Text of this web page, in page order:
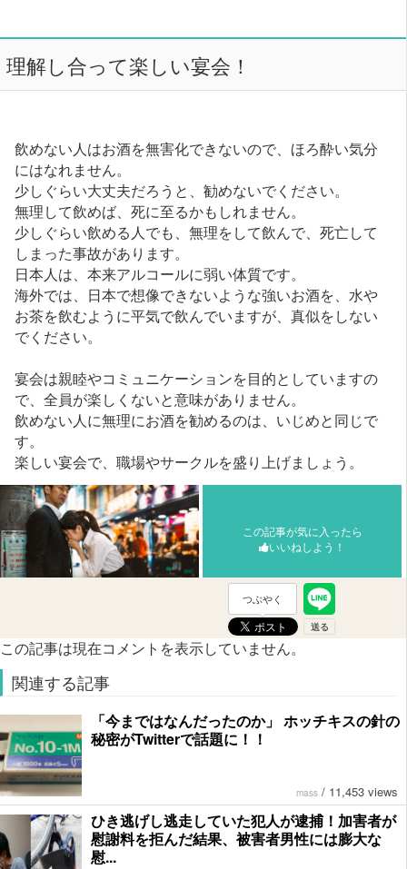
理解し合って楽しい宴会！
飲めない人はお酒を無害化できないので、ほろ酔い気分
にはなれません。
少しぐらい大丈夫だろうと、勧めないでください。
無理して飲めば、死に至るかもしれません。
少しぐらい飲める人でも、無理をして飲んで、死亡して
しまった事故があります。
日本人は、本来アルコールに弱い体質です。
海外では、日本で想像できないような強いお酒を、水や
お茶を飲むように平気で飲んでいますが、真似をしない
でください。
宴会は親睦やコミュニケーションを目的としていますの
で、全員が楽しくないと意味がありません。
飲めない人に無理にお酒を勧めるのは、いじめと同じで
す。
楽しい宴会で、職場やサークルを盛り上げましょう。
この記事が気に入ったら
いいねしよう！
つぶやく
この記事は現在コメントを表示していません。
関連する記事
「今まではなんだったのか」 ホッチキスの針の
秘密がTwitterで話題に！！
mass / 11,453 views
ひき逃げし逃走していた犯人が逮捕！加害者が
慰謝料を拒んだ結果、被害者男性には膨大な
慰...